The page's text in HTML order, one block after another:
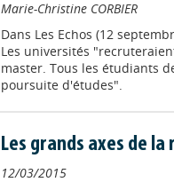
Marie-Christine CORBIER
Dans Les Echos (12
Les universités
master. Tous les étudiants
poursuite d'études".
Les grands axes de
12/03/2015